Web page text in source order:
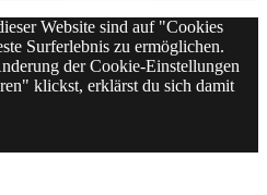
Website sind auf "Cookies
Surferlebnis zu ermöglichen.
der Cookie-Einstellungen
klickst, erklärst du sich damit